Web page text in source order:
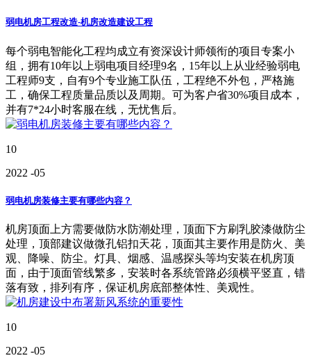
弱电机房工程改造-机房改造建设工程
每个弱电智能化工程均成立有资深设计师领衔的项目专案小
组，拥有10年以上弱电项目经理9名，15年以上从业经验弱电
工程师9支，自有9个专业施工队伍，工程绝不外包，严格施
工，确保工程质量品质以及周期。可为客户省30%项目成本，
并有7*24小时客服在线，无忧售后。
10
2022 -05
弱电机房装修主要有哪些内容？
机房顶面上方需要做防水防潮处理，顶面下方刷乳胶漆做防尘
处理，顶部建议做微孔铝扣天花，顶面其主要作用是防火、美
观、降噪、防尘。灯具、烟感、温感探头等均安装在机房顶
面，由于顶面管线繁多，安装时各系统管路必须横平竖直，错
落有致，排列有序，保证机房底部整体性、美观性。
10
2022 -05